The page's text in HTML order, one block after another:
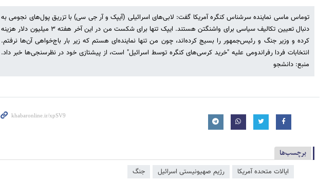
توماس ماسی نماینده سرشناس کنگره آمریکا گفت: لابی‌های اسرائیلی (آیپک و آر جی سی) با تزریق پول‌های نجومی به
دنبال تعیین تکالیف سیاسی برای واشنگتن هستند. ایپک تنها برای شکست من در این آخر هفته ۳ میلیون دلار هزینه
کرده و وزیر جنگ و رئیس‌جمهور را بسیج کرده‌اند، چون من تنها نماینده‌ای هستم که زیر بار باج‌خواهی آن‌ها نرفتم.
انتخابات فردا رفراندومی علیه "خرید کرسی‌های کنگره توسط اسرائیل" است، از پیشتازی خود در نظرسنجی‌ها خبر داد.
منبع: دانشجو
برچسب‌ها
ایالات متحده آمریکا رژیم صهیونیستی اسرائیل جنگ